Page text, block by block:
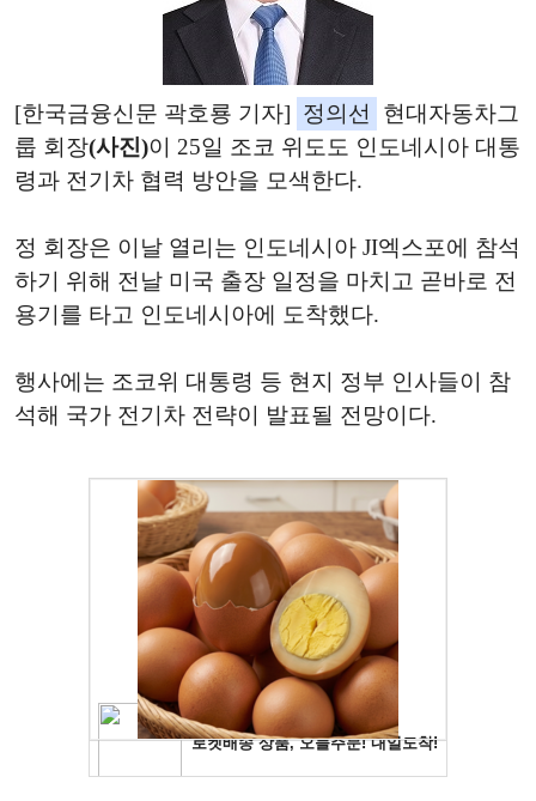
[한국금융신문 곽호룡 기자] 정의선
현대자동차그
룹 회장(사진)이 25일 조코 위도도 인도네시아 대통
령과 전기차 협력 방안을 모색한다.
정 회장은 이날 열리는 인도네시아 JI엑스포에 참석
하기 위해 전날 미국 출장 일정을 마치고 곧바로 전
용기를 타고 인도네시아에 도착했다.
행사에는 조코위 대통령 등 현지 정부 인사들이 참
석해 국가 전기차 전략이 발표될 전망이다.